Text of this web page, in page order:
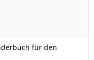
für den